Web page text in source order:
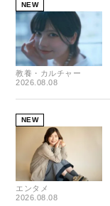
NEW
教養・カルチャー
2026.08.08
NEW
エンタメ
2026.08.08